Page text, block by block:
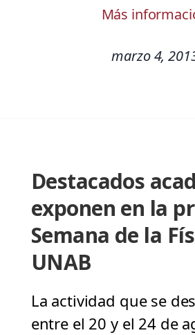
Más
marzo 4,
Destacados
exponen en la
Semana de la
UNAB
La actividad que se
entre el 20 y el 24 de